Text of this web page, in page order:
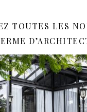
TOUTES LES